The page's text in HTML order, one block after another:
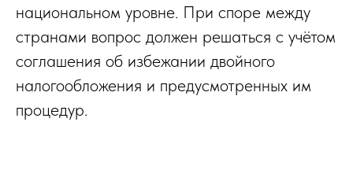
национальном уровне. При споре между
странами вопрос должен решаться с учётом
соглашения об избежании двойного
налогообложения и предусмотренных им
процедур.